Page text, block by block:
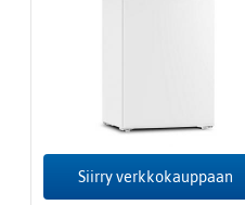
Siirry verkkokauppaan